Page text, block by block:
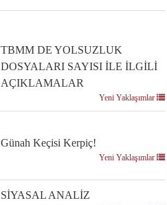
TBMM DE YOLSUZLUK
DOSYALARI SAYISI İLE İLGİLİ
AÇIKLAMALAR
Yeni Yaklaşımlar
Günah Keçisi Kerpiç!
Yeni Yaklaşımlar
SİYASAL ANALİZ